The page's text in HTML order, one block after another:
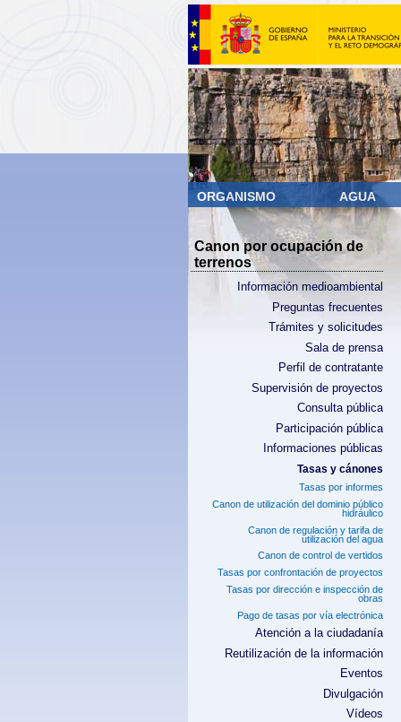
ORGANISMO AGUA
Canon por ocupación de
terrenos
Información medioambiental
Preguntas frecuentes
Trámites y solicitudes
Sala de prensa
Perfil de contratante
Supervisión de proyectos
Consulta pública
Participación pública
Informaciones públicas
Tasas y cánones
Tasas por informes
Canon de utilización del dominio público
hidráulico
Canon de regulación y tarifa de
utilización del agua
Canon de control de vertidos
Tasas por confrontación de proyectos
Tasas por dirección e inspección de
obras
Pago de tasas por vía electrónica
Atención a la ciudadanía
Reutilización de la información
Eventos
Divulgación
Vídeos